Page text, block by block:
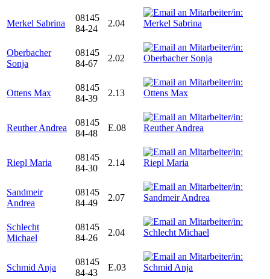
Merkel Sabrina
08145
84-24
2.04
Oberbacher
Sonja
08145
84-67
2.02
Ottens Max
08145
84-39
2.13
Reuther Andrea
08145
84-48
E.08
Riepl Maria
08145
84-30
2.14
Sandmeir
Andrea
08145
84-49
2.07
Schlecht
Michael
08145
84-26
2.04
Schmid Anja
08145
84-43
E.03